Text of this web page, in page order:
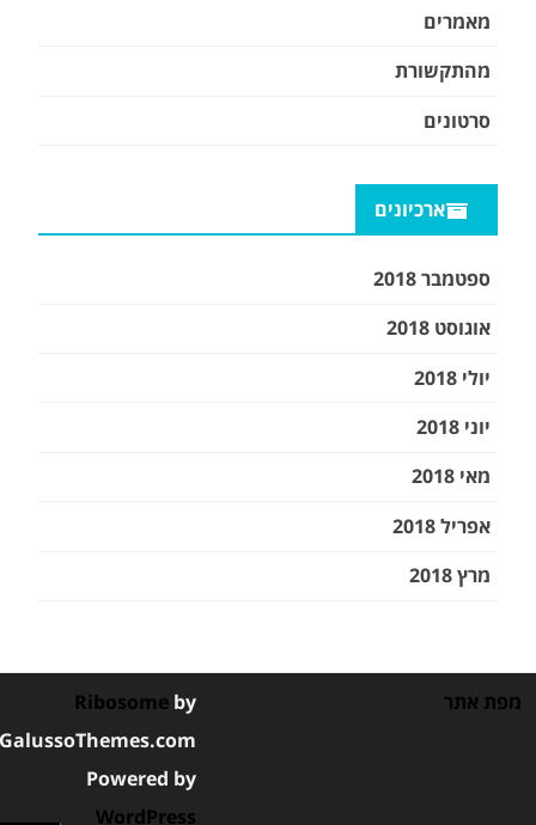
מאמרים
מהתקשורת
סרטונים
ארכיונים
ספטמבר 2018
אוגוסט 2018
יולי 2018
יוני 2018
מאי 2018
אפריל 2018
מרץ 2018
מפת אתר Ribosomeby
Powered by
WordPress